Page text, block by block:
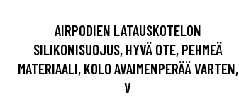
AIRPODIEN LATAUSKOTELON
SILIKONISUOJUS, HYVÄ OTE, PEHMEÄ
MATERIAALI, KOLO AVAIMENPERÄÄ VARTEN,
V